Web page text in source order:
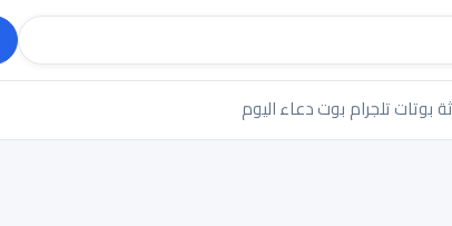
بوتات تلجرام بوت دعاء اليوم